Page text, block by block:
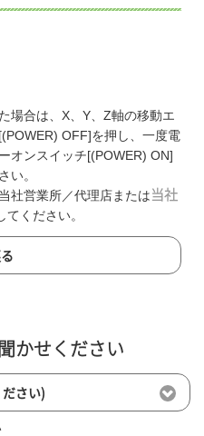
場合は、X、Y、Z軸の移動エ
OFF]を押し、一度電
オンスイッチ[(POWER) ON]
い。
社営業所／代理店または 当社
てください。
かせください
さい)